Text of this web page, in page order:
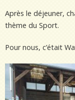
Après le déjeuner,
thème du Sport.
Pour nous, c’était